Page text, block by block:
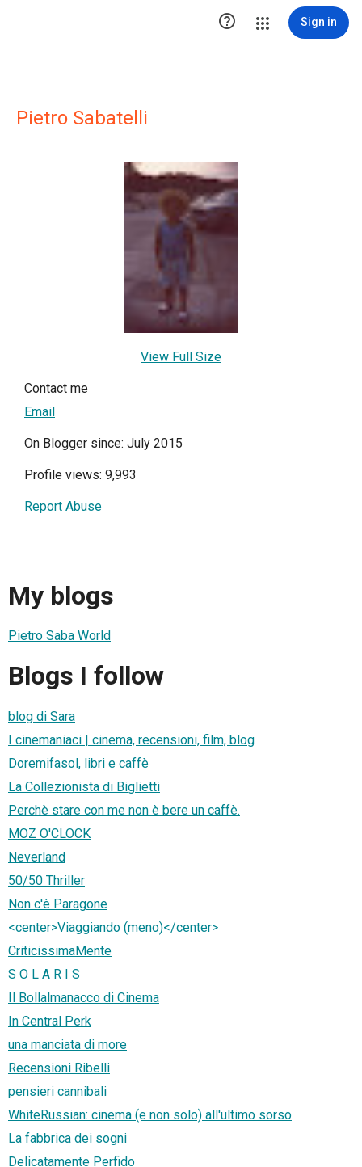
 Sign in
Pietro Sabatelli
View Full Size
Contact me
Email
On Blogger since: July 2015
Profile views: 9,993
Report Abuse
My blogs
Pietro Saba World
Blogs I follow
blog di Sara
I cinemaniaci | cinema, recensioni, film, blog
Doremifasol, libri e caffè
La Collezionista di Biglietti
Perchè stare con me non è bere un caffè.
MOZ O'CLOCK
Neverland
50/50 Thriller
Non c'è Paragone
<center>Viaggiando (meno)</center>
CriticissimaMente
S O L A R I S
Il Bollalmanacco di Cinema
In Central Perk
una manciata di more
Recensioni Ribelli
pensieri cannibali
WhiteRussian: cinema (e non solo) all'ultimo sorso
La fabbrica dei sogni
Delicatamente Perfido